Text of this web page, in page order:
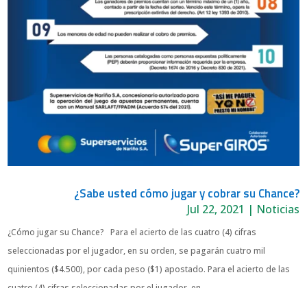
¿Sabe usted cómo jugar y cobrar su Chance?
Jul 22, 2021 | Noticias
¿Cómo jugar su Chance? Para el acierto de las cuatro (4) cifras
seleccionadas por el jugador, en su orden, se pagarán cuatro mil
quinientos ($4.500), por cada peso ($1) apostado. Para el acierto de las